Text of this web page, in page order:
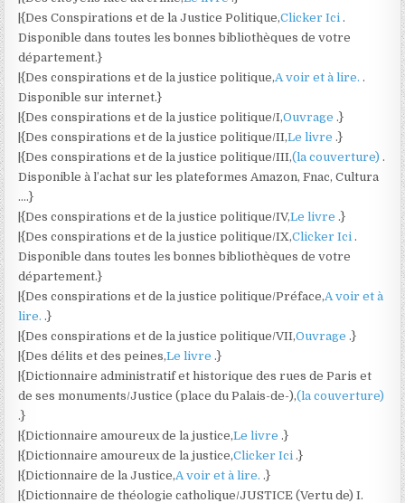
|{Des Conspirations et de la Justice Politique,Clicker Ici.
Disponible dans toutes les bonnes bibliothèques de votre
département.}
|{Des conspirations et de la justice politique,A voir et à lire..
Disponible sur internet.}
|{Des conspirations et de la justice politique/I,Ouvrage.}
|{Des conspirations et de la justice politique/II,Le livre.}
|{Des conspirations et de la justice politique/III,(la couverture).
Disponible à l’achat sur les plateformes Amazon, Fnac, Cultura
….}
|{Des conspirations et de la justice politique/IV,Le livre.}
|{Des conspirations et de la justice politique/IX,Clicker Ici.
Disponible dans toutes les bonnes bibliothèques de votre
département.}
|{Des conspirations et de la justice politique/Préface,A voir et à
lire..}
|{Des conspirations et de la justice politique/VII,Ouvrage.}
|{Des délits et des peines,Le livre.}
|{Dictionnaire administratif et historique des rues de Paris et
de ses monuments/Justice (place du Palais-de-),(la couverture)
.}
|{Dictionnaire amoureux de la justice,Le livre.}
|{Dictionnaire amoureux de la justice,Clicker Ici.}
|{Dictionnaire de la Justice,A voir et à lire..}
|{Dictionnaire de théologie catholique/JUSTICE (Vertu de) I.